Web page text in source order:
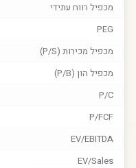
מכפיל רווח עתידי
PEG
מכפיל מכירות (P/S)
מכפיל הון (P/B)
P/C
P/FCF
EV/EBITDA
EV/Sales